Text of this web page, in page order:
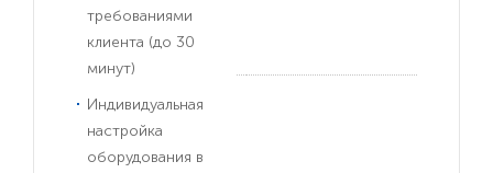
требованиями
клиента (до 30
минут)
Индивидуальная
настройка
оборудования в